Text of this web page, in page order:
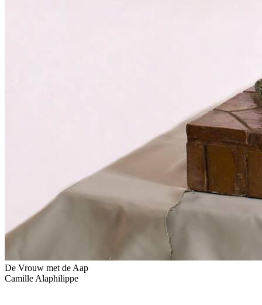
De Vrouw met de Aap
Camille Alaphilippe